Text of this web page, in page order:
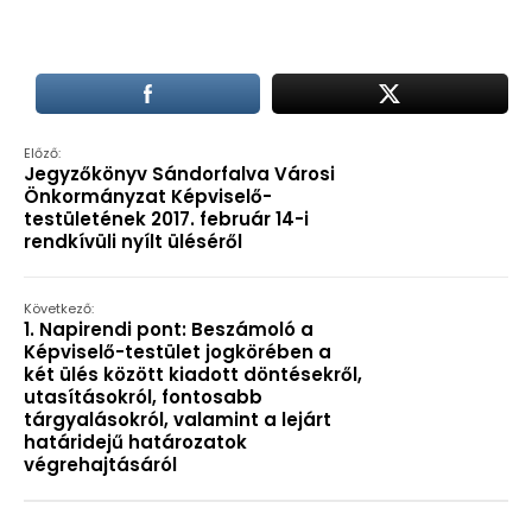
Előző:
Jegyzőkönyv Sándorfalva Városi
Önkormányzat Képviselő-
testületének 2017. február 14-i
rendkívüli nyílt üléséről
Következő:
1. Napirendi pont: Beszámoló a
Képviselő-testület jogkörében a
két ülés között kiadott döntésekről,
utasításokról, fontosabb
tárgyalásokról, valamint a lejárt
határidejű határozatok
végrehajtásáról